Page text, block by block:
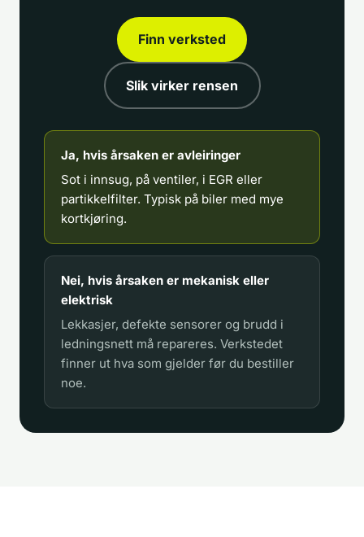
Finn verksted
Slik virker rensen
Ja, hvis årsaken er avleiringer
Sot i innsug, på ventiler, i EGR eller
partikkelfilter. Typisk på biler med mye
kortkjøring.
Nei, hvis årsaken er mekanisk eller
elektrisk
Lekkasjer, defekte sensorer og brudd i
ledningsnett må repareres. Verkstedet
finner ut hva som gjelder før du bestiller
noe.